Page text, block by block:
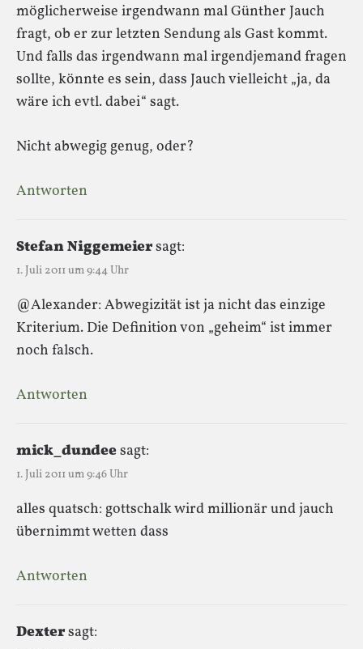
möglicherweise irgendwann mal Günther Jauch
fragt, ob er zur letzten Sendung als Gast kommt.
Und falls das irgendwann mal irgendjemand fragen
sollte, könnte es sein, dass Jauch vielleicht „ja, da
wäre ich evtl. dabei“ sagt.
Nicht abwegig genug, oder?
Antworten
Stefan Niggemeiersagt:
1. Juli 2011 um 9:44 Uhr
@Alexander: Abwegizität ist ja nicht das einzige
Kriterium. Die Definition von „geheim“ ist immer
noch falsch.
Antworten
mick_dundeesagt:
1. Juli 2011 um 9:46 Uhr
alles quatsch: gottschalk wird millionär und jauch
übernimmt wetten dass
Antworten
Dextersagt: